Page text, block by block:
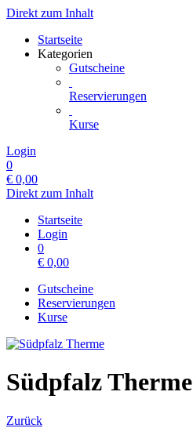
Direkt zum Inhalt
Startseite
Kategorien
Gutscheine
Reservierungen
Kurse
Login
0
€ 0,00
Direkt zum Inhalt
Startseite
Login
0
€ 0,00
Gutscheine
Reservierungen
Kurse
Südpfalz Therme
Zurück